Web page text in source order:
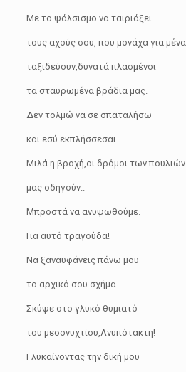
Με το ψάλσισμο να ταιριάξει
τους αχούς σου, που μονάχα για μένα
ταξιδεύουν,δυνατά πλασμένοι
τα σταυρωμένα βράδια μας.
Δεν τολμώ να σε σπαταλήσω
και εσύ εκπλήσσεσαι.
Μιλά η βροχή,οι δρόμοι των πουλιών
μας οδηγούν..
Μπροστά να ανυψωθούμε.
Για αυτό τραγούδα!
Να ξαναυφάνεις πάνω μου
το αρχικό.σου σχήμα.
Σκύψε στο γλυκό θυμιατό
του μεσονυχτίου,Ανυπότακτη!
Γλυκαίνοντας την δική μου